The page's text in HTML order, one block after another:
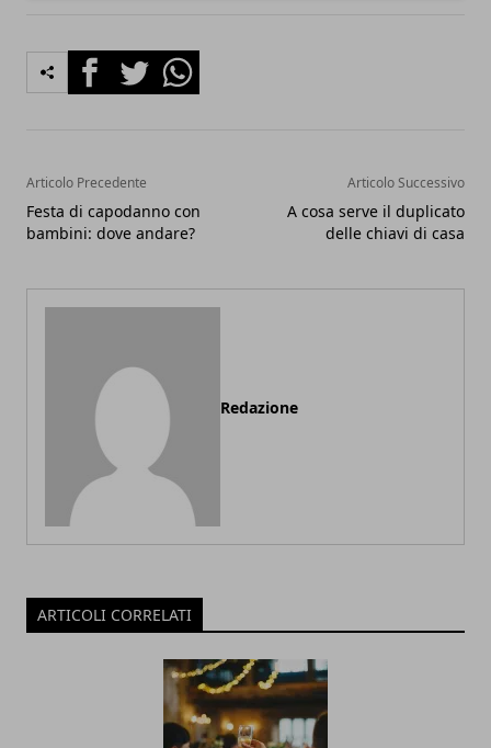
FacebookTwitterWhatsapp
Articolo Precedente
Festa di capodanno con
bambini: dove andare?
Articolo Successivo
A cosa serve il duplicato
delle chiavi di casa
Redazione
ARTICOLI CORRELATI